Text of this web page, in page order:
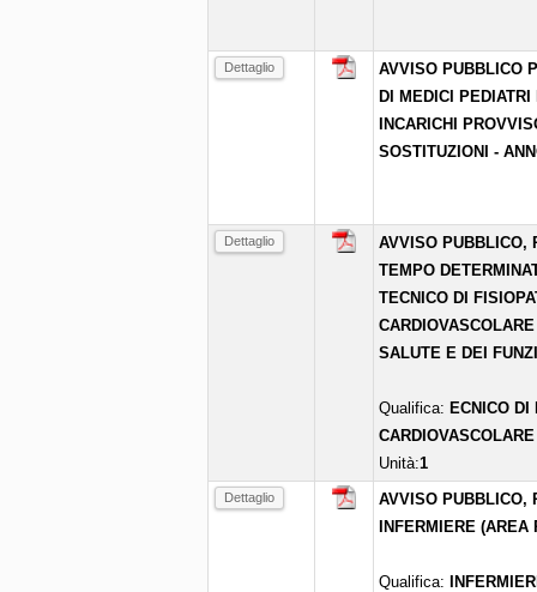
Dettaglio
AVVISO PUBBLICO
DI MEDICI
INCARICHI
SOSTITUZIONI -
Dettaglio
AVVISO PUBBLICO,
TEMPO
TECNICO DI
SALUTE E DEI
Qualifica: ECNICO DI
CARDIOVASCOLARE
Unità:1
Dettaglio
AVVISO PUBBLICO,
INFERMIERE
Qualifica: